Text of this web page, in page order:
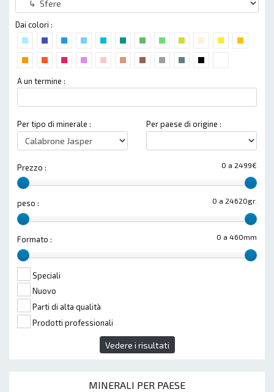
Dai colori :
A un termine :
Per tipo di minerale : Per paese di origine :
0 a 2499€
Prezzo :
0 a 24620gr.
peso :
0 a 460mm
Formato :
Speciali
Nuovo
Parti di alta qualità
Prodotti professionali
Vedere i risultati
MINERALI PER PAESE